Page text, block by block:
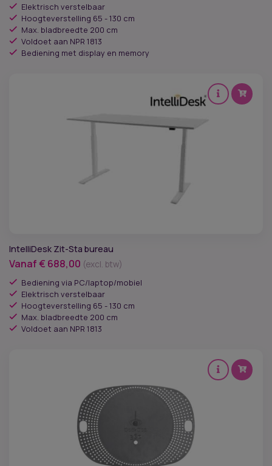
Elektrisch verstelbaar
Hoogteverstelling 65 - 130 cm
Max. bladbreedte 200 cm
Voldoet aan NPR 1813
Bediening met display en memory
IntelliDesk Zit-Sta bureau
Vanaf€ 688,00 (excl. btw)
Bediening via PC/laptop/mobiel
Elektrisch verstelbaar
Hoogteverstelling 65 - 130 cm
Max. bladbreedte 200 cm
Voldoet aan NPR 1813